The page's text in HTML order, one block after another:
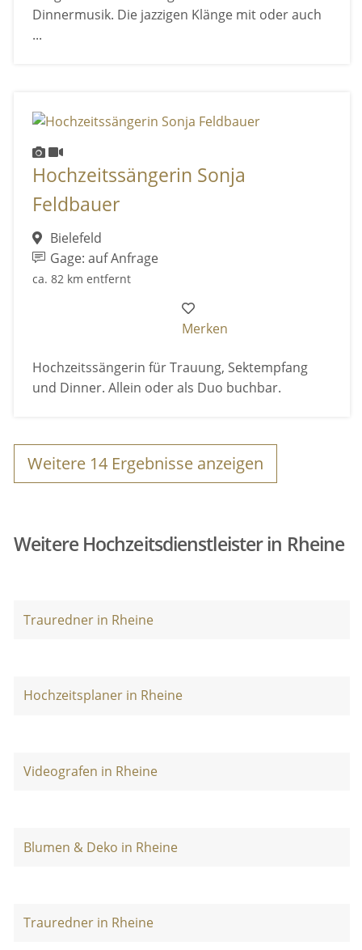
Dinnermusik. Die jazzigen Klänge mit oder auch
...
Hochzeitssängerin Sonja
Feldbauer
Bielefeld
Gage: auf Anfrage
ca. 82 km entfernt
Merken
Hochzeitssängerin für Trauung, Sektempfang
und Dinner. Allein oder als Duo buchbar.
Weitere 14 Ergebnisse anzeigen
Weitere Hochzeitsdienstleister in Rheine
Trauredner in Rheine
Hochzeitsplaner in Rheine
Videografen in Rheine
Blumen & Deko in Rheine
Trauredner in Rheine